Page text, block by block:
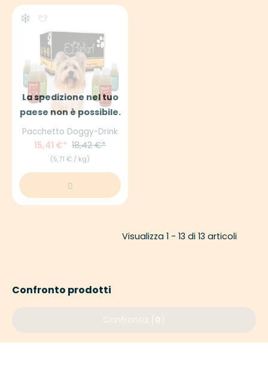
Confronto prodotti
La spedizione nel tuo
paese non è possibile.
Pacchetto Doggy-Drink
15,41 € 18,42 €
(5,71 € / kg)
Visualizza 1 - 13 di 13 articoli